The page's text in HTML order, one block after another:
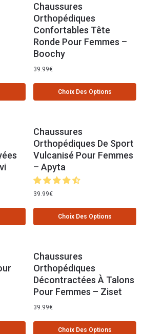
Chaussures
Orthopédiques
Confortables Tête
Ronde Pour Femmes –
Boochy
39.99€
Choix Des Options
Chaussures
Orthopédiques De Sport
Vulcanisé Pour Femmes
– Apyta
39.99€
Choix Des Options
Chaussures
Orthopédiques
Décontractées À Talons
Pour Femmes – Ziset
39.99€
Choix Des Options